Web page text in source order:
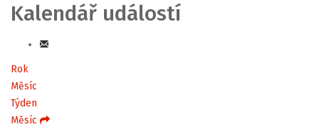
Kalendář událostí
Rok
Měsíc
Týden
Měsíc